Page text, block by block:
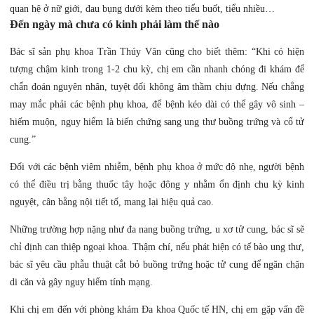
quan hệ ở nữ giới, đau bụng dưới kèm theo tiểu buốt, tiểu nhiều…
Đến ngày mà chưa có kinh phải làm thế nào
Bác sĩ sản phụ khoa Trần Thúy Vân cũng cho biết thêm: “Khi có hiện
tượng chậm kinh trong 1-2 chu kỳ, chị em cần nhanh chóng đi khám để
chẩn đoán nguyên nhân, tuyệt đối không âm thầm chịu đựng. Nếu chẳng
may mắc phải các bệnh phụ khoa, để bệnh kéo dài có thể gây vô sinh –
hiếm muộn, nguy hiểm là biến chứng sang ung thư buồng trứng và cổ tử
cung.”
Đối với các bệnh viêm nhiễm, bệnh phụ khoa ở mức độ nhẹ, người bệnh
có thể điều trị bằng thuốc tây hoặc đông y nhằm ổn định chu kỳ kinh
nguyệt, cân bằng nội tiết tố, mang lại hiệu quả cao.
Những trường hợp nặng như đa nang buồng trứng, u xơ tử cung, bác sĩ sẽ
chỉ định can thiệp ngoại khoa. Thậm chí, nếu phát hiện có tế bào ung thư,
bác sĩ yêu cầu phẫu thuật cắt bỏ buồng trứng hoặc tử cung để ngăn chặn
di căn và gây nguy hiểm tính mạng.
Khi chị em đến với phòng khám Đa khoa Quốc tế HN, chị em gặp vấn đề